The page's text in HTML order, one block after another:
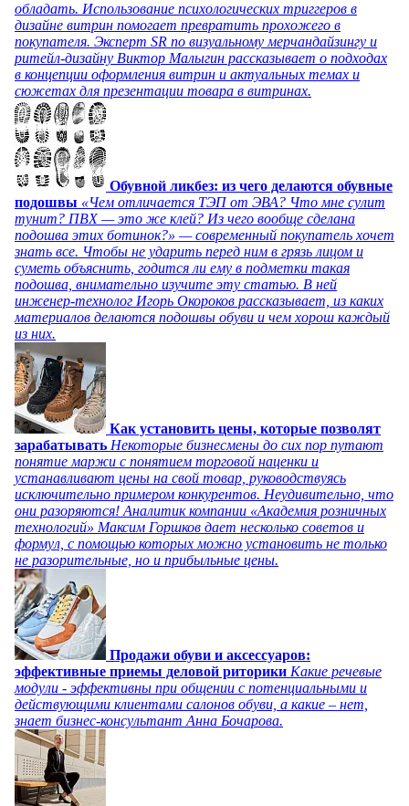
обладать. Использование психологических триггеров в
дизайне витрин помогает превратить прохожего в
покупателя. Эксперт SR по визуальному мерчандайзингу и
ритейл-дизайну Виктор Малыгин рассказывает о подходах
в концепции оформления витрин и актуальных темах и
сюжетах для презентации товара в витринах.
Обувной ликбез: из чего делаются обувные
подошвы «Чем отличается ТЭП от ЭВА? Что мне сулит
тунит? ПВХ — это же клей? Из чего вообще сделана
подошва этих ботинок?» — современный покупатель хочет
знать все. Чтобы не ударить перед ним в грязь лицом и
суметь объяснить, годится ли ему в подметки такая
подошва, внимательно изучите эту статью. В ней
инженер-технолог Игорь Окороков рассказывает, из каких
материалов делаются подошвы обуви и чем хорош каждый
из них.
Как установить цены, которые позволят
зарабатывать Некоторые бизнесмены до сих пор путают
понятие маржи с понятием торговой наценки и
устанавливают цены на свой товар, руководствуясь
исключительно примером конкурентов. Неудивительно, что
они разоряются! Аналитик компании «Академия розничных
технологий» Максим Горшков дает несколько советов и
формул, с помощью которых можно установить не только
не разорительные, но и прибыльные цены.
Продажи обуви и аксессуаров:
эффективные приемы деловой риторики Какие речевые
модули - эффективны при общении с потенциальными и
действующими клиентами салонов обуви, а какие – нет,
знает бизнес-консультант Анна Бочарова.